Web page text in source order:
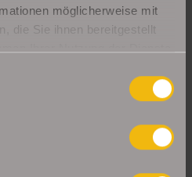
möglicherweise mit
die Sie ihnen bereitgestellt
& AUSZEICHNUNGEN